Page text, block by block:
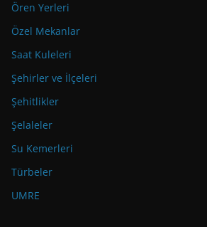
Ören Yerleri
Özel Mekanlar
Saat Kuleleri
Şehirler ve İlçeleri
Şehitlikler
Şelaleler
Su Kemerleri
Türbeler
UMRE